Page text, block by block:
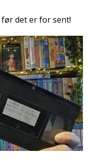
det er for sent!